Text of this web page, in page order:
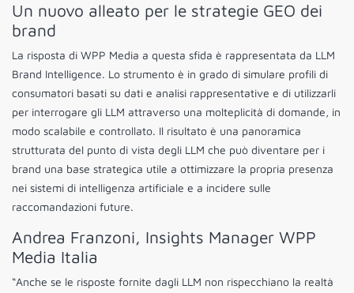
Un nuovo alleato per le strategie GEO dei
brand
La risposta di WPP Media a questa sfida è rappresentata da LLM
Brand Intelligence. Lo strumento è in grado di simulare profili di
consumatori basati su dati e analisi rappresentative e di utilizzarli
per interrogare gli LLM attraverso una molteplicità di domande, in
modo scalabile e controllato. Il risultato è una panoramica
strutturata del punto di vista degli LLM che può diventare per i
brand una base strategica utile a ottimizzare la propria presenza
nei sistemi di intelligenza artificiale e a incidere sulle
raccomandazioni future.
Andrea Franzoni, Insights Manager WPP
Media Italia
“Anche se le risposte fornite dagli LLM non rispecchiano la realtà